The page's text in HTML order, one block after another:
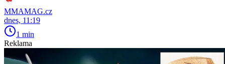
MMAMAG.cz
dnes, 11:19
1 min
Reklama